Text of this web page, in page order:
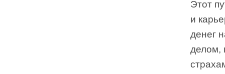
Этот
и
денег
делом,